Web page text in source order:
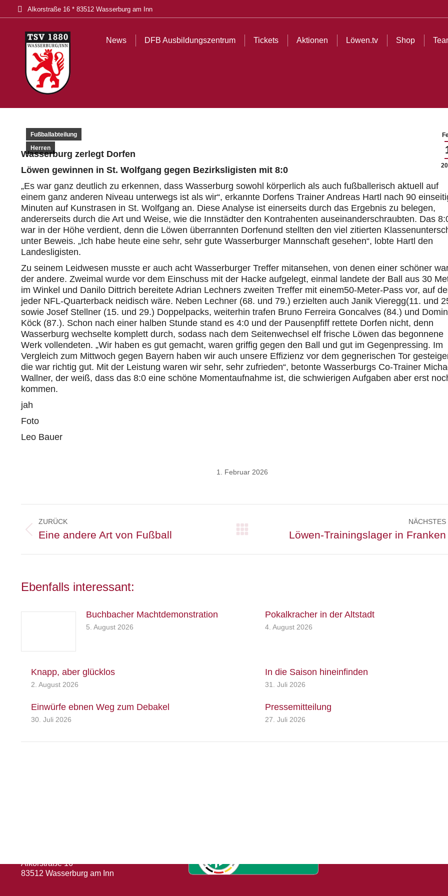
Alkorstraße 16 * 83512 Wasserburg am Inn
News DFB Ausbildungszentrum Tickets Aktionen Löwen.tv Shop
Fußballabteilung
Herren
Wasserburg zerlegt Dorfen
Löwen gewinnen in St. Wolfgang gegen Bezirksligisten mit 8:0
„Es war ganz deutlich zu erkennen, dass Wasserburg sowohl körperlich als auch fußballerisch aktuell auf
einem ganz anderen Niveau unterwegs ist als wir“, erkannte Dorfens Trainer Andreas Hartl nach 90
Minuten auf Kunstrasen in St. Wolfgang an. Diese Analyse ist einerseits durch das Ergebnis zu belegen,
andererseits durch die Art und Weise, wie die Innstädter den Kontrahenten auseinanderschraubten. Das
war in der Höhe verdient, denn die Löwen überrannten Dorfenund stellten den viel zitierten
unter Beweis. „Ich habe heute eine sehr, sehr gute Wasserburger Mannschaft gesehen“, lobte Hartl den
Landesligisten.
Zu seinem Leidwesen musste er auch acht Wasserburger Treffer mitansehen, von denen einer schöner
der andere. Zweimal wurde vor dem Einschuss mit der Hacke aufgelegt, einmal landete der Ball aus 30
im Winkel und Danilo Dittrich bereitete Adrian Lechners zweiten Treffer mit einem50-Meter-Pass vor, auf
jeder NFL-Quarterback neidisch wäre. Neben Lechner (68. und 79.) erzielten auch Janik Vieregg(11. und
sowie Josef Stellner (15. und 29.) Doppelpacks, weiterhin trafen Bruno Ferreira Goncalves (84.) und
Köck (87.). Schon nach einer halben Stunde stand es 4:0 und der Pausenpfiff rettete Dorfen nicht, denn
Wasserburg wechselte komplett durch, sodass nach dem Seitenwechsel elf frische Löwen das begonnene
Werk vollendeten. „Wir haben es gut gemacht, waren griffig gegen den Ball und gut im Gegenpressing. Im
Vergleich zum Mittwoch gegen Bayern haben wir auch unsere Effizienz vor dem gegnerischen Tor
die war richtig gut. Mit der Leistung waren wir sehr, sehr zufrieden“, betonte Wasserburgs Co-Trainer
Wallner, der weiß, dass das 8:0 eine schöne Momentaufnahme ist, die schwierigen Aufgaben aber erst
kommen.
jah
Foto
Leo Bauer
1. Februar 2026
ZURÜCK
Vorheriger
Eine andere Art von Fußball
NÄCHSTES
NächsterLöwen-Trainingslager in Franken
Ebenfalls interessant:
Buchbacher Machtdemonstration
5. August 2026
Pokalkracher in der Altstadt
4. August 2026
Knapp, aber glücklos
2. August 2026
In die Saison hineinfinden
31. Juli 2026
Einwürfe ebnen Weg zum Debakel
30. Juli 2026
Pressemitteilung
27. Juli 2026
Alkorstraße 16
83512 Wasserburg am Inn
News DFB Ausbildungszentrum Tickets Aktionen Löwen.tv Shop Teams Partner